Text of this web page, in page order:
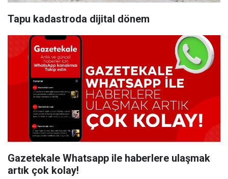
Tapu kadastroda dijital dönem
Gazetekale Whatsapp ile haberlere ulaşmak
artık çok kolay!